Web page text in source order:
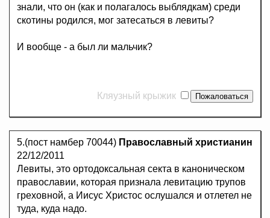
знали, что он (как и полагалось выблядкам) среди
скотины родился, мог затесаться в левиты?
И вообще - а был ли мальчик?
Кляузный крыжик
5.(пост намбер 70044) Православный христианин
22/12/2011
Левиты, это ортодоксальная секта в каноническом
православии, которая признала левитацию трупов
греховной, а Иисус Христос ослушался и отлетел не
туда, куда надо.